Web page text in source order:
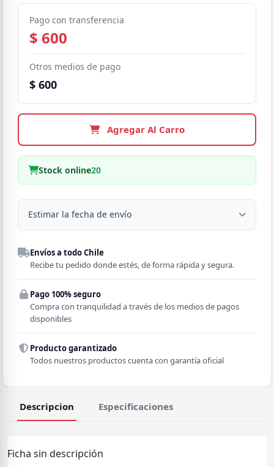
Pago con transferencia
$ 600
Otros medios de pago
$ 600
Agregar Al Carro
Stock online20
Estimar la fecha de envío
Despacho a domicilio
Región
Comuna
Envíos a todo Chile
Recibe tu pedido donde estés, de forma rápida y segura.
Pago 100% seguro
Compra con tranquilidad a través de los medios de pagos
disponibles
Producto garantizado
Todos nuestros productos cuenta con garantía oficial
Descripcion Especificaciones
Ficha sin descripción